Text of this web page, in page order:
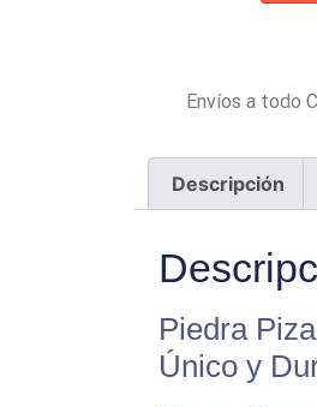
Envíos a todo
Descripción
Piedra
Único y